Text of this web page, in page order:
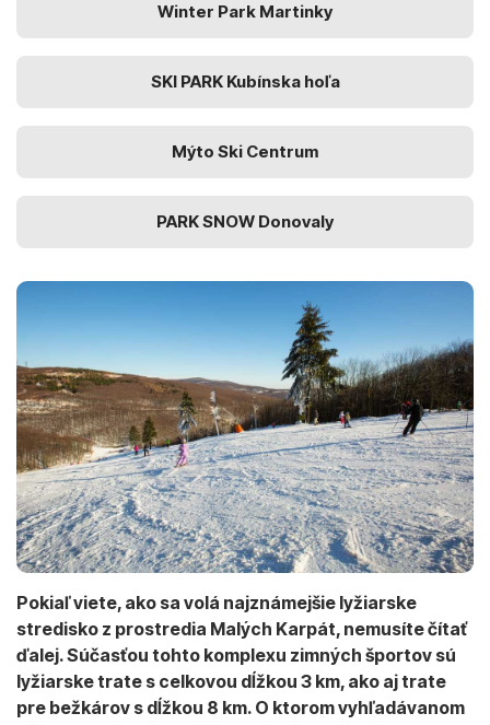
Winter Park Martinky
SKI PARK Kubínska hoľa
Mýto Ski Centrum
PARK SNOW Donovaly
Pokiaľ viete, ako sa volá najznámejšie lyžiarske
stredisko z prostredia Malých Karpát, nemusíte čítať
ďalej. Súčasťou tohto komplexu zimných športov sú
lyžiarske trate s celkovou dĺžkou 3 km, ako aj trate
pre bežkárov s dĺžkou 8 km. O ktorom vyhľadávanom